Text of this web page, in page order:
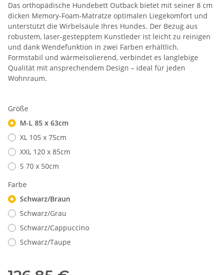
Das orthopädische Hundebett Outback bietet mit seiner 8 cm
dicken Memory-Foam-Matratze optimalen Liegekomfort und
unterstützt die Wirbelsäule Ihres Hundes. Der Bezug aus
robustem, laser-gestepptem Kunstleder ist leicht zu reinigen
und dank Wendefunktion in zwei Farben erhältlich.
Formstabil und wärmeisolierend, verbindet es langlebige
Qualität mit ansprechendem Design – ideal für jeden
Wohnraum.
Größe
M-L 85 x 63cm
XL 105 x 75cm
XXL 120 x 85cm
S 70 x 50cm
Farbe
Schwarz/Braun
Schwarz/Grau
Schwarz/Cappuccino
Schwarz/Taupe